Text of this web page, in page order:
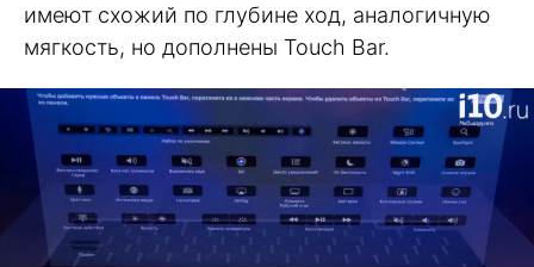
имеют схожий по глубине ход, аналогичную
мягкость, но дополнены Touch Bar.